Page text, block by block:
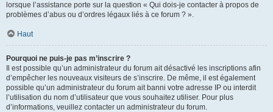
lorsque l’assistance porte sur la question « Qui dois-je contacter à propos de
problèmes d’abus ou d’ordres légaux liés à ce forum ? ».
Haut
Pourquoi ne puis-je pas m’inscrire ?
Il est possible qu’un administrateur du forum ait désactivé les inscriptions afin
d’empêcher les nouveaux visiteurs de s’inscrire. De même, il est également
possible qu’un administrateur du forum ait banni votre adresse IP ou interdit
l’utilisation du nom d’utilisateur que vous souhaitez utiliser. Pour plus
d’informations, veuillez contacter un administrateur du forum.